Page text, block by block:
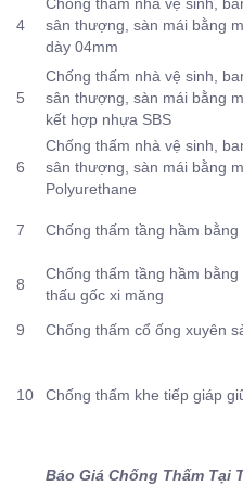
4
sân thượng, sàn mái bằng
dày 04mm
5
Chống thấm nhà vệ sinh,
sân thượng, sàn mái bằng
kết hợp nhựa SBS
6
Chống thấm nhà vệ sinh,
sân thượng, sàn mái bằng
Polyurethane
7 Chống thấm tầng hầm
8
Chống thấm tầng hầm
thấu gốc xi măng
9 Chống thấm cổ ống xuyên
10 Chống thấm khe tiếp giáp
Báo Giá Chống Thấm Tại